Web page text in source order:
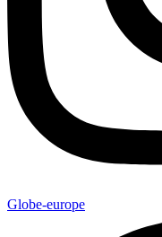
Globe-europe